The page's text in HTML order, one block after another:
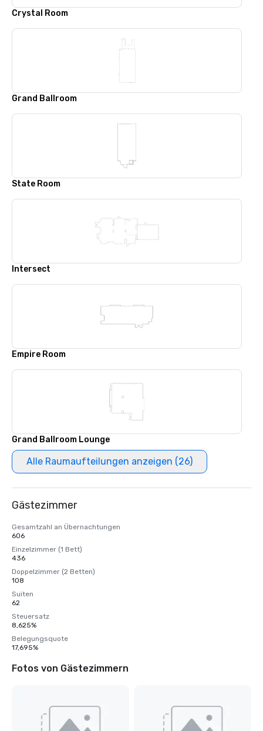
Crystal Room
Grand Ballroom
State Room
Intersect
Empire Room
Grand Ballroom Lounge
Alle Raumaufteilungen anzeigen (26)
Gästezimmer
Gesamtzahl an Übernachtungen
606
Einzelzimmer (1 Bett)
436
Doppelzimmer (2 Betten)
108
Suiten
62
Steuersatz
8,625%
Belegungsquote
17,695%
Fotos von Gästezimmern